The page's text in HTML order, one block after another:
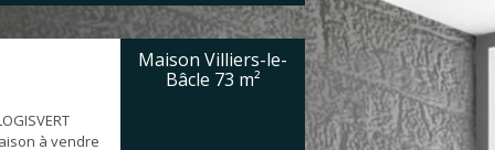
à vendre
Maison Villiers-le-
Bâcle 73 m²